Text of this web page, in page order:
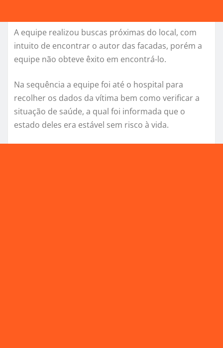
A equipe realizou buscas próximas do local, com
intuito de encontrar o autor das facadas, porém a
equipe não obteve êxito em encontrá-lo.
Na sequência a equipe foi até o hospital para
recolher os dados da vítima bem como verificar a
situação de saúde, a qual foi informada que o
estado deles era estável sem risco à vida.